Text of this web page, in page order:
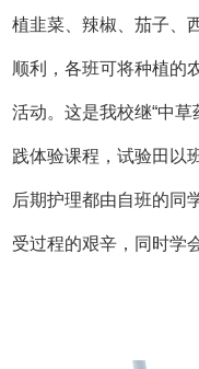
植韭菜、辣椒、茄子、
顺利，各班可将种植的
活动。这是我校继“中草
践体验课程，试验田以
后期护理都由自班的同
受过程的艰辛，同时学